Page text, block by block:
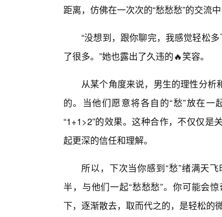
距离，仿佛在一次次的“愁愁愁”的交流
“没想到，跟你聊完，我感觉轻松
了很多。”她也露出了久违的🔥笑容。
从某个角度来说，男生的理性分
的。当他们愿意将各自的“愁”放在一
“1+1>2”的效果。这种合作，不仅仅
起更深的信任和理解。
所以，下次当你感到“愁”绪满天
半，与他们一起“愁愁愁”。你可能会
下，逐渐散去，取而代之的，是轻松的